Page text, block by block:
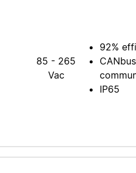
85 - 265
Vac
92%
CANbus
IP65